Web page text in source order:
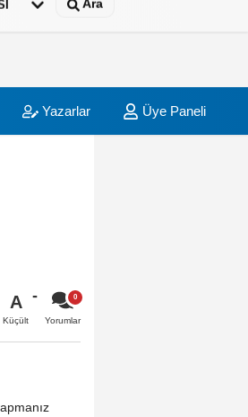
Ara
Yazarlar Üye Paneli
A
Küçült Yorumlar